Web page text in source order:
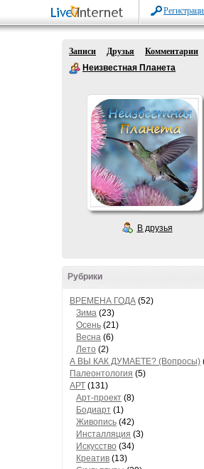
Записи Друзья
Комментарии
Неизвестная Планета
В друзья
Рубрики
ВРЕМЕНА ГОДА (52)
Зима (23)
Осень (21)
Весна (6)
Лето (2)
А ВЫ КАК ДУМАЕТЕ? (Вопросы)
Палеонтология (5)
АРТ (131)
Арт-проект (8)
Бодиарт (1)
Живопись (42)
Инсталляция (3)
Искусство (34)
Креатив (13)